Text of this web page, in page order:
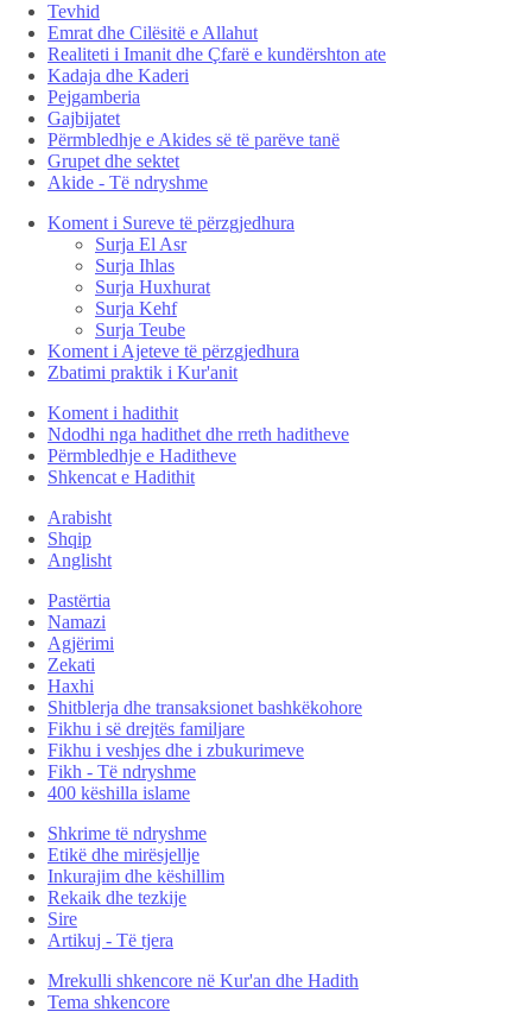
Tevhid
Emrat dhe Cilësitë e Allahut
Realiteti i Imanit dhe Çfarë e kundërshton ate
Kadaja dhe Kaderi
Pejgamberia
Gajbijatet
Përmbledhje e Akides së të parëve tanë
Grupet dhe sektet
Akide - Të ndryshme
Koment i Sureve të përzgjedhura
Surja El Asr
Surja Ihlas
Surja Huxhurat
Surja Kehf
Surja Teube
Koment i Ajeteve të përzgjedhura
Zbatimi praktik i Kur'anit
Koment i hadithit
Ndodhi nga hadithet dhe rreth haditheve
Përmbledhje e Haditheve
Shkencat e Hadithit
Arabisht
Shqip
Anglisht
Pastërtia
Namazi
Agjërimi
Zekati
Haxhi
Shitblerja dhe transaksionet bashkëkohore
Fikhu i së drejtës familjare
Fikhu i veshjes dhe i zbukurimeve
Fikh - Të ndryshme
400 këshilla islame
Shkrime të ndryshme
Etikë dhe mirësjellje
Inkurajim dhe këshillim
Rekaik dhe tezkije
Sire
Artikuj - Të tjera
Mrekulli shkencore në Kur'an dhe Hadith
Tema shkencore